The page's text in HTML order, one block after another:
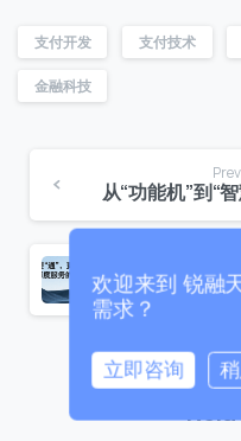
支付开发 支付技术
金融科技
联系我们
欢迎来到 锐融
需求？
立即咨询